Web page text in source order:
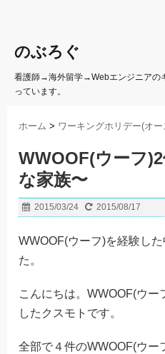
のぶろぐ
看護師→海外留学→Webエンジニアの
っています。
ホーム > ワーキングホリデー(オ
WWOOF(ウーフ
な家族〜
2015/03/24 2015/08/17
WWOOF(ウーフ)を経験し
た。
こんにちは。WWOOF(ウー
したクスモトです。
全部で４件のWWOOF(ウー